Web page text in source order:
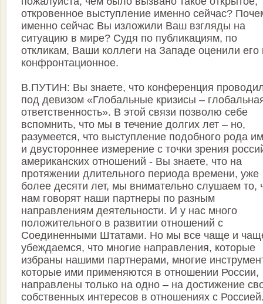
откровенное выступление именно сейчас?
именно сейчас Вы изложили Ваш взгляды на
ситуацию в мире? Судя по публикациям, по
откликам, Ваши коллеги на Западе оценили его
конфронтационное.
В.ПУТИН: Вы знаете, что конференция
под девизом «Глобальные кризисы –
ответственность». В этой связи позволю себе
вспомнить, что мы в течение долгих лет – но,
разумеется, что выступление подобного рода
и двустороннее измерение с точки зрения
американских отношений - Вы знаете, что на
протяжении длительного периода времени, уже
более десяти лет, мы внимательно слушаем то,
нам говорят наши партнеры по разным
направлениям деятельности. И у нас много
положительного в развитии отношений с
Соединенными Штатами. Но мы все чаще и
убеждаемся, что многие направления, которые
избраны нашими партнерами, многие
которые ими применяются в отношении России,
направлены только на одно – на достижение
собственных интересов в отношениях с